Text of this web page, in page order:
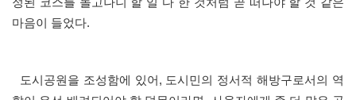
마음이 들었다.
도시공원을 조성함에 있어, 도시민의 정서적 해방구로서의 역